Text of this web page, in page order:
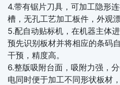
4.带有锯片刀具，可加工隐形
槽，无孔工艺加工板件，外观
5.配自动贴标机，在机器主体
预先识别板材并将相应的条码
干预，精度高。
6.整版吸附台面，吸附力强，
电同时便于加工不同形状板材